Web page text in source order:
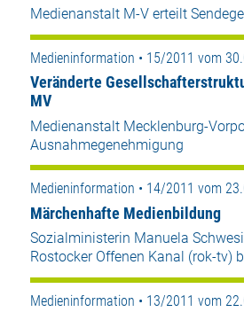
Medienanstalt M-V erteilt
Medieninformation • 15/2011 vom
Veränderte
MV
Medienanstalt Mecklenburg-
Ausnahmegenehmigung
Medieninformation • 14/2011 vom
Märchenhafte Medienbildung
Sozialministerin Manuela
Rostocker Offenen Kanal (rok-tv)
Medieninformation • 13/2011 vom